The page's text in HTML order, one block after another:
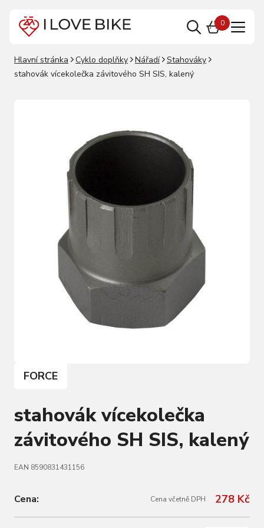
0
Hlavní stránka Cyklo doplňky Nářadí
Stahováky
stahovák vícekolečka závitového SH SIS, kalený
FORCE
stahovák vícekolečka
závitového SH SIS, kalený
EAN 8590831431156
Cena: Cena včetně DPH 278 Kč